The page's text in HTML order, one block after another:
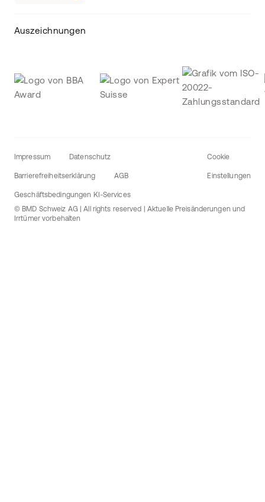
Auszeichnungen
Impressum Datenschutz
Barrierefreiheitserklärung AGB
Geschäftsbedingungen KI-Services
Cookie
Einstellungen
© BMD Schweiz AG | All rights reserved | Aktuelle Preisänderungen und
Irrtümer vorbehalten